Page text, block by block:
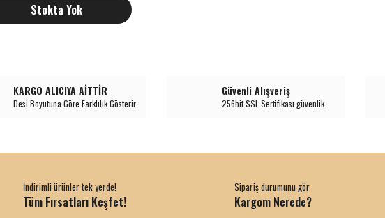
Stokta Yok
KARGO ALICIYA AİTTİR
Desi Boyutuna Göre Farklılık Gösterir
Güvenli Alışveriş
256bit SSL Sertifikası güvenlik
İndirimli ürünler tek yerde!
Tüm Fırsatları Keşfet!
Sipariş durumunu gör
Kargom Nerede?